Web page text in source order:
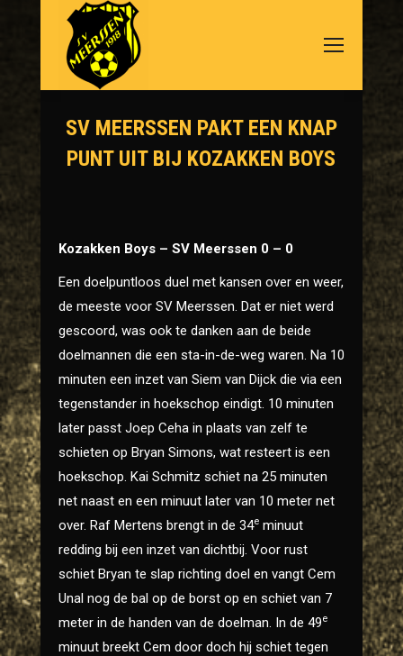
SV MEERSSEN PAKT EEN KNAP
PUNT UIT BIJ KOZAKKEN BOYS
Kozakken Boys – SV Meerssen 0 – 0
Een doelpuntloos duel met kansen over en weer,
de meeste voor SV Meerssen. Dat er niet werd
gescoord, was ook te danken aan de beide
doelmannen die een sta-in-de-weg waren. Na 10
minuten een inzet van Siem van Dijck die via een
tegenstander in hoekschop eindigt. 10 minuten
later passt Joep Ceha in plaats van zelf te
schieten op Bryan Simons, wat resteert is een
hoekschop. Kai Schmitz schiet na 25 minuten
net naast en een minuut later van 10 meter net
over. Raf Mertens brengt in de 34eminuut
redding bij een inzet van dichtbij. Voor rust
schiet Bryan te slap richting doel en vangt Cem
Unal nog de bal op de borst op en schiet van 7
meter in de handen van de doelman. In de 49e
minuut breekt Cem door doch hij schiet tegen